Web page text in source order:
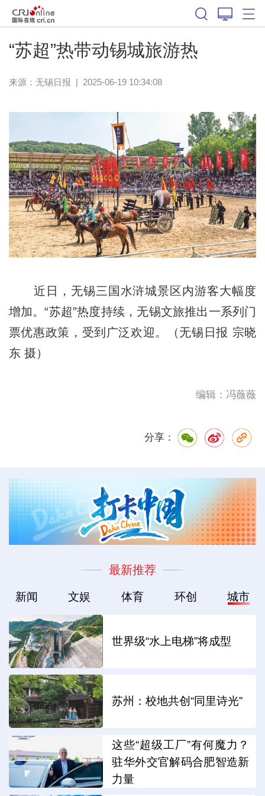
“苏超”热带动锡城旅游热
来源： 无锡日报 | 2025-06-19 10:34:08
近日，无锡三国水浒城景区内游客大幅度
增加。“苏超”热度持续，无锡文旅推出一系列门
票优惠政策，受到广泛欢迎。（无锡日报 宗晓
东 摄）
编辑：冯薇薇
分享：
最新推荐
新闻 文娱 体育 环创 城市
世界级“水上电梯”将成型
苏州：校地共创“同里诗光”
这些“超级工厂”有何魔力？
驻华外交官解码合肥智造新
力量